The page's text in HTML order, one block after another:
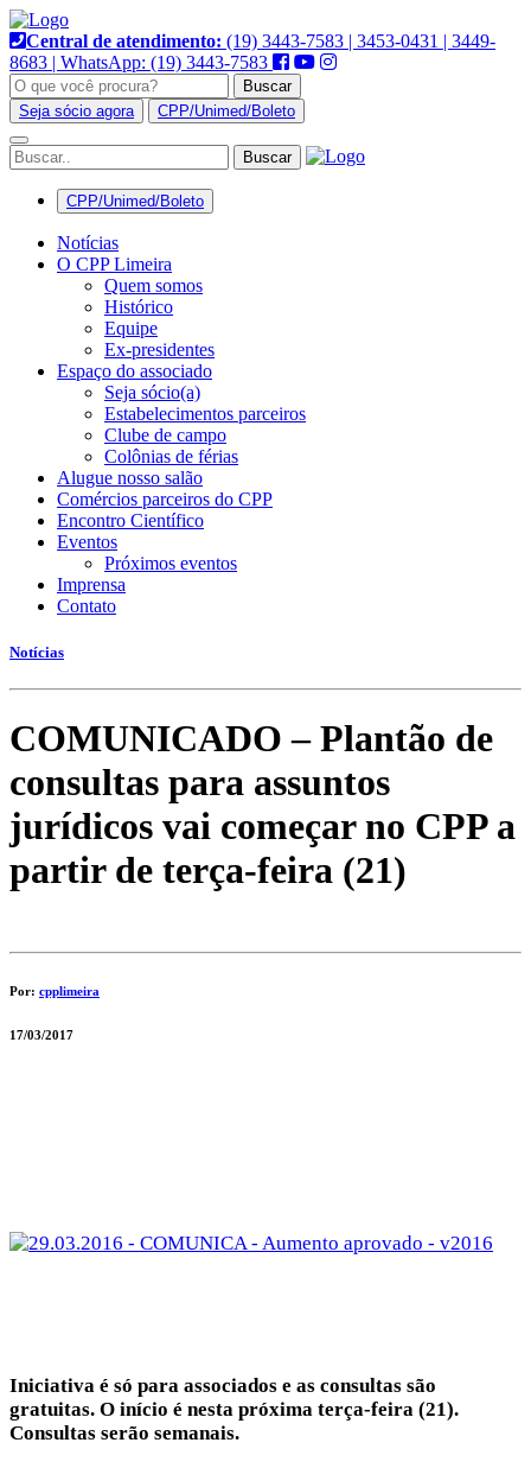
Pular
para
o
conteúdo
Central de atendimento: (19) 3443-7583 | 3453-0431 | 3449-
8683 | WhatsApp: (19) 3443-7583
Buscar
Seja sócio agora
CPP/Unimed/Boleto
Alternar
navegação
CPP/Unimed/Boleto
Notícias
O CPP Limeira
Quem somos
Histórico
Equipe
Ex-presidentes
Espaço do associado
Seja sócio(a)
Estabelecimentos parceiros
Clube de campo
Colônias de férias
Alugue nosso salão
Comércios parceiros do CPP
Encontro Científico
Eventos
Próximos eventos
Imprensa
Contato
Notícias
COMUNICADO – Plantão de
consultas para assuntos
jurídicos vai começar no CPP a
partir de terça-feira (21)
Por: cpplimeira
17/03/2017
Iniciativa é só para associados e as consultas são
gratuitas. O início é nesta próxima terça-feira (21).
Consultas serão semanais.